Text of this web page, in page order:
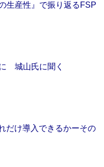
生産性』で振り返るFSP
城山氏に聞く
だけ導入できるかーその